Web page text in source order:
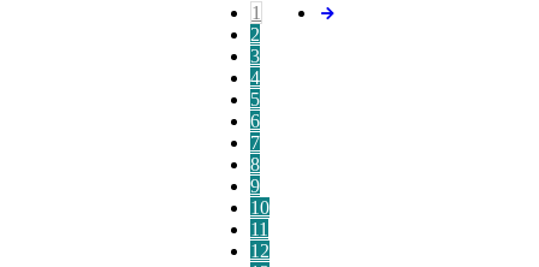
1
2
3
4
5
6
7
8
9
10
11
12